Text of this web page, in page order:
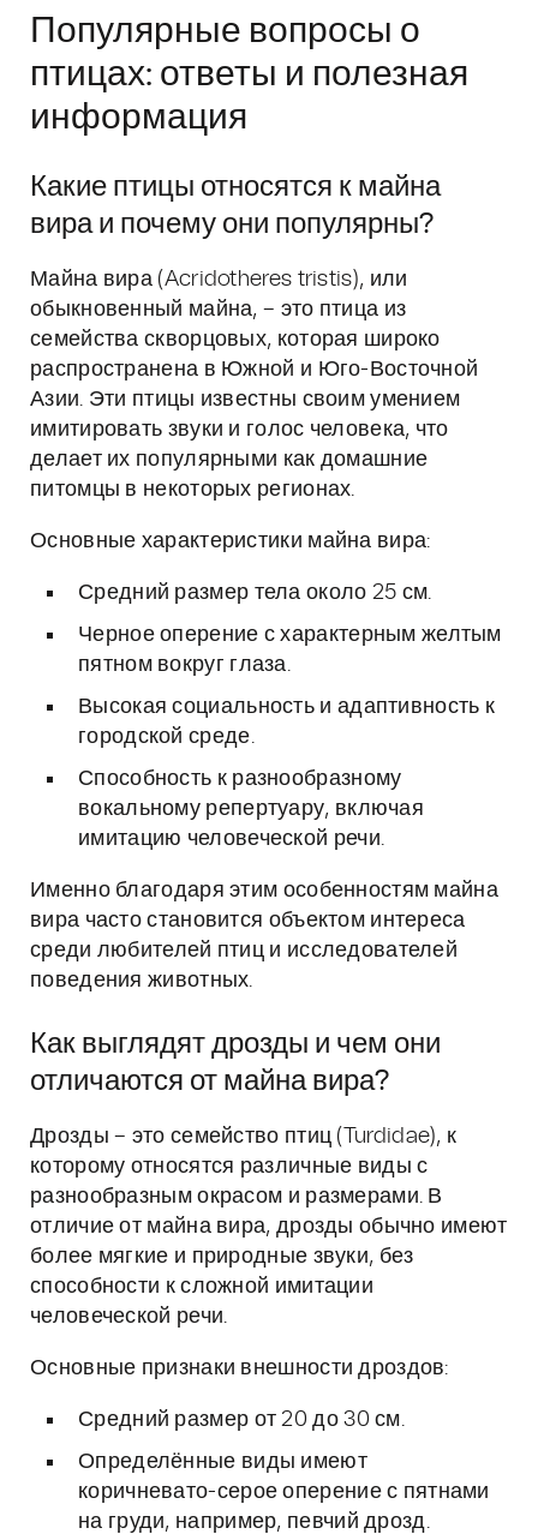
Популярные вопросы о
птицах: ответы и полезная
информация
Какие птицы относятся к майна
вира и почему они популярны?
Майна вира (Acridotheres tristis), или
обыкновенный майна, – это птица из
семейства скворцовых, которая широко
распространена в Южной и Юго-Восточной
Азии. Эти птицы известны своим умением
имитировать звуки и голос человека, что
делает их популярными как домашние
питомцы в некоторых регионах.
Основные характеристики майна вира:
Средний размер тела около 25 см.
Черное оперение с характерным желтым
пятном вокруг глаза.
Высокая социальность и адаптивность к
городской среде.
Способность к разнообразному
вокальному репертуару, включая
имитацию человеческой речи.
Именно благодаря этим особенностям майна
вира часто становится объектом интереса
среди любителей птиц и исследователей
поведения животных.
Как выглядят дрозды и чем они
отличаются от майна вира?
Дрозды – это семейство птиц (Turdidae), к
которому относятся различные виды с
разнообразным окрасом и размерами. В
отличие от майна вира, дрозды обычно имеют
более мягкие и природные звуки, без
способности к сложной имитации
человеческой речи.
Основные признаки внешности дроздов:
Средний размер от 20 до 30 см.
Определённые виды имеют
коричневато-серое оперение с пятнами
на груди, например, певчий дрозд.